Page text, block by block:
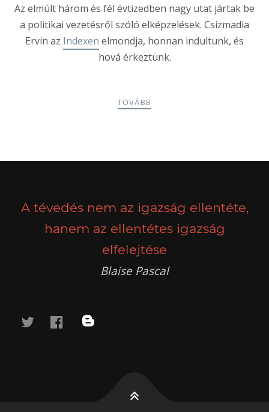
Az elmúlt három és fél évtizedben nagy utat jártak be
a politikai vezetésről szóló elképzelések. Csizmadia
Ervin az Indexen elmondja, honnan indultunk, és
hová érkeztünk.
TOVÁBB
A tévedés nem az igazság ellentéte,
hanem az ellentétes igazság
elfelejtése
Blaise Pascal
twitterfacebook
blog